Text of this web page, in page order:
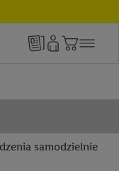
samodzielnie